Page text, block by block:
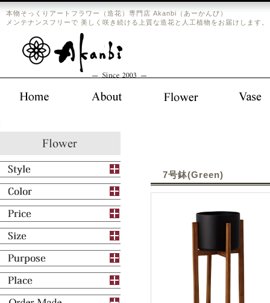
本物そっくりアートフラワー（造花）専門店 Akanbi（あーかんび）
メンテナンスフリーで 美しく咲き続ける上質な造花と人工植物をお届けします。
7号鉢(Green)